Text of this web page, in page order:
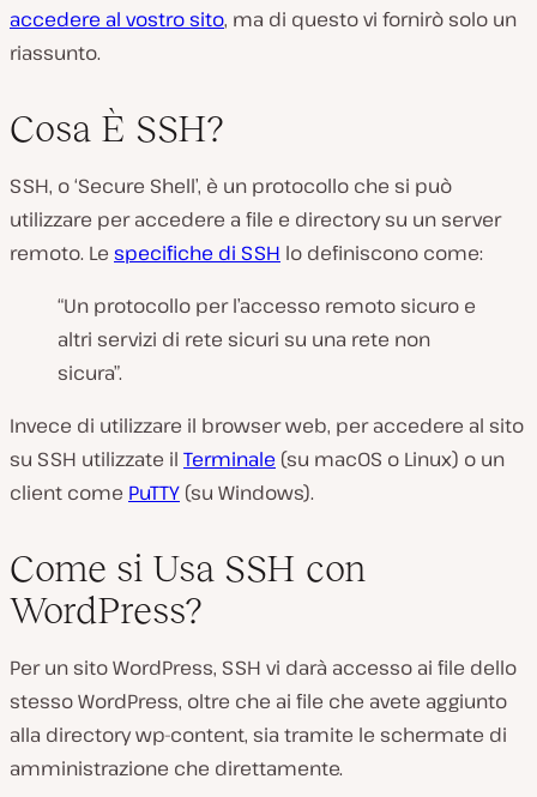
accedere al vostro sito, ma di questo vi fornirò solo un
riassunto.
Cosa È SSH?
SSH, o ‘Secure Shell’, è un protocollo che si può
utilizzare per accedere a file e directory su un server
remoto. Le specifiche di SSH lo definiscono come:
“Un protocollo per l’accesso remoto sicuro e
altri servizi di rete sicuri su una rete non
sicura”.
Invece di utilizzare il browser web, per accedere al sito
su SSH utilizzate il Terminale (su macOS o Linux) o un
client come PuTTY (su Windows).
Come si Usa SSH con
WordPress?
Per un sito WordPress, SSH vi darà accesso ai file dello
stesso WordPress, oltre che ai file che avete aggiunto
alla directory wp-content, sia tramite le schermate di
amministrazione che direttamente.